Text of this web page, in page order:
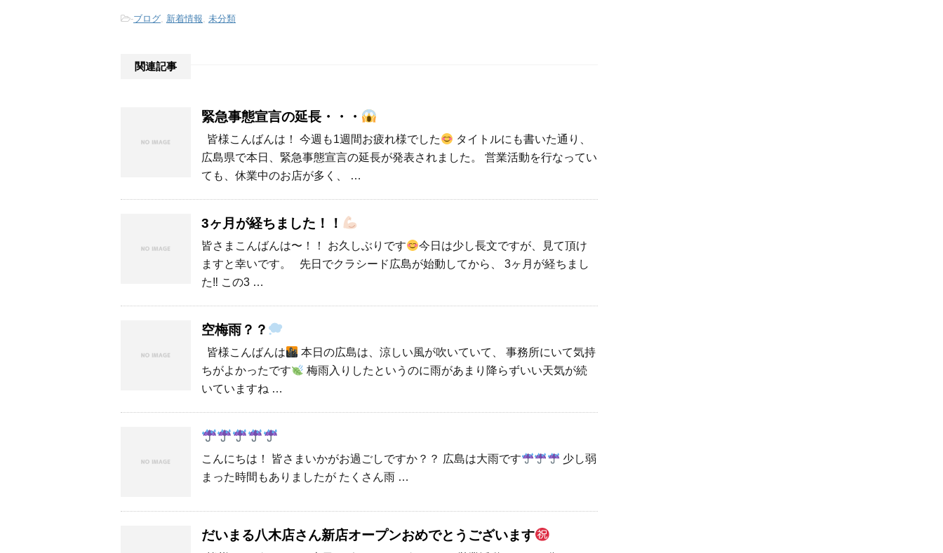
-ブログ 新着情報 未分類
関連記事
緊急事態宣言の延長・・・
皆様こんばんは！ 今週も1週間お疲れ様でした
タイトルにも書いた通り、
広島県で本日、緊急事態宣言の延長が発表されました。 営業活動を行なってい
ても、休業中のお店が多く、 …
3ヶ月が経ちました！！
皆さまこんばんは〜！！ お久しぶりです
今日は少し長文ですが、見て頂け
ますと幸いです。 先日でクラシード広島が始動してから、 3ヶ月が経ちまし
た‼︎ この3 …
空梅雨？？
皆様こんばんは
本日の広島は、涼しい風が吹いていて、 事務所にいて気持
ちがよかったです
梅雨入りしたというのに雨があまり降らずいい天気が続
いていますね …
こんにちは！ 皆さまいかがお過ごしですか？？ 広島は大雨です
少し弱
まった時間もありましたが たくさん雨 …
だいまる八木店さん新店オープンおめでとうございます